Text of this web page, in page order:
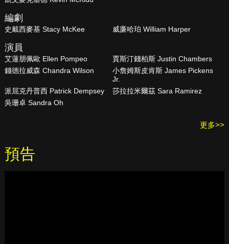
編劇
史戴西麥基 Stacy McKee 威廉哈珀 William Harper
演員
艾蓮朋佩歐 Ellen Pompeo
賈斯汀錢柏斯 Justin Chambers
錢德拉威森 Chandra Wilson
小詹姆斯皮肯斯 James Pickens
Jr.
派屈克丹普西 Patrick Dempsey
莎拉拉米爾茲 Sara Ramirez
吳珊卓 Sandra Oh
更多>>
預告